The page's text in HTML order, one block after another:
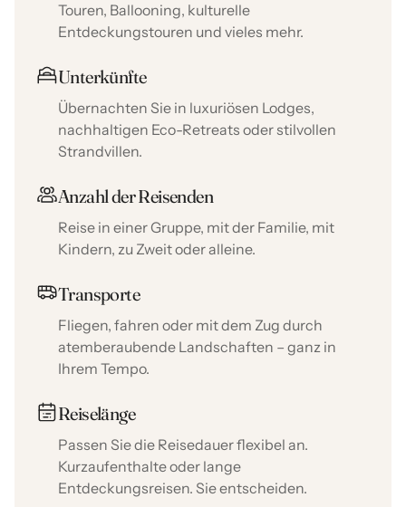
Touren, Ballooning, kulturelle
Entdeckungstouren und vieles mehr.
Unterkünfte
Übernachten Sie in luxuriösen Lodges,
nachhaltigen Eco-Retreats oder stilvollen
Strandvillen.
Anzahl der Reisenden
Reise in einer Gruppe, mit der Familie, mit
Kindern, zu Zweit oder alleine.
Transporte
Fliegen, fahren oder mit dem Zug durch
atemberaubende Landschaften – ganz in
Ihrem Tempo.
Reiselänge
Passen Sie die Reisedauer flexibel an.
Kurzaufenthalte oder lange
Entdeckungsreisen. Sie entscheiden.